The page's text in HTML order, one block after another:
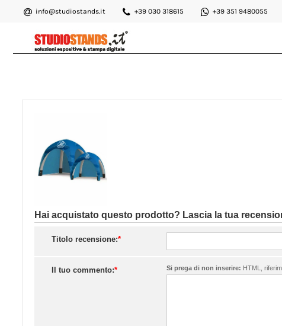
info@studiostands.it +39 030 318615 +39 351 9480055
Hai acquistato questo prodotto? Lascia la tua
Titolo recensione:*
Il tuo commento:* Si prega di non inserire: HTML,